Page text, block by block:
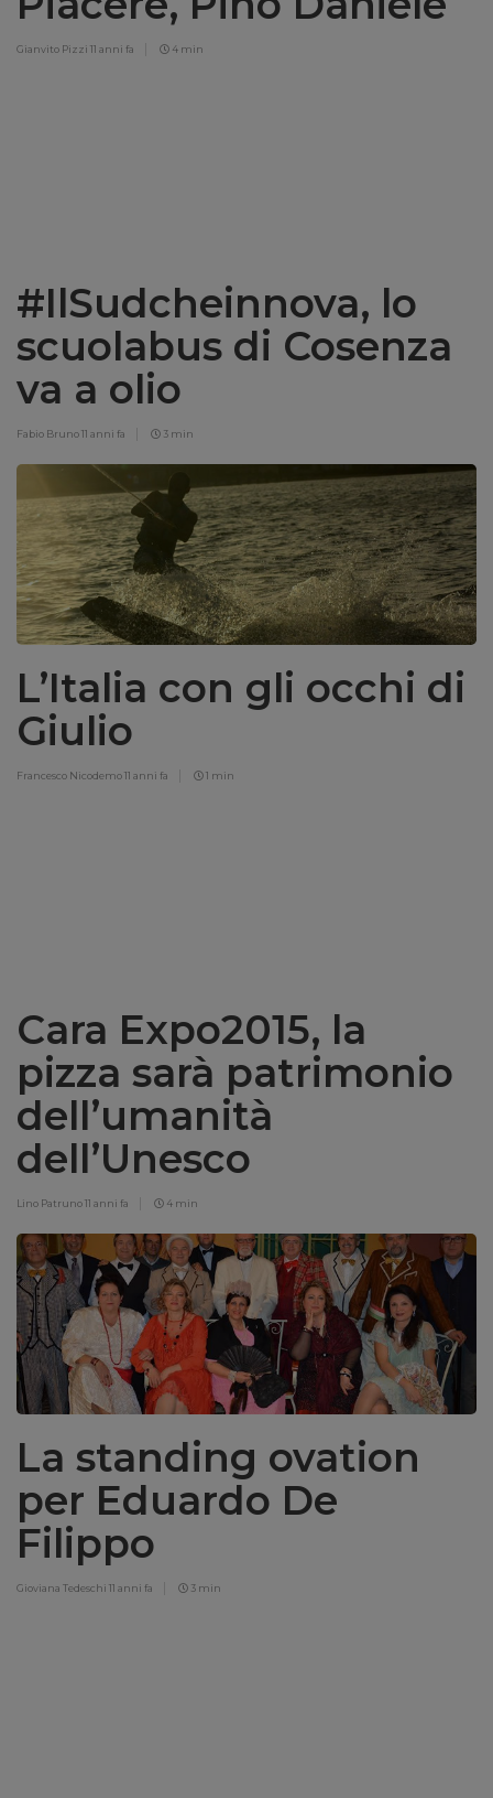
Gianvito Pizzi 11 anni fa 4 min
#IlSudcheinnova, lo
scuolabus di Cosenza
va a olio
Fabio Bruno11 anni fa 3 min
L’Italia con gli occhi di
Giulio
Francesco Nicodemo11 anni fa 1 min
Cara Expo2015, la
pizza sarà patrimonio
dell’umanità
dell’Unesco
Lino Patruno11 anni fa 4 min
La standing ovation
per Eduardo De
Filippo
Gioviana Tedeschi 11 anni fa 3 min